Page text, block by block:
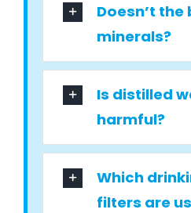
Doesn’t
minerals?
Is distilled
harmful?
Which
filters are